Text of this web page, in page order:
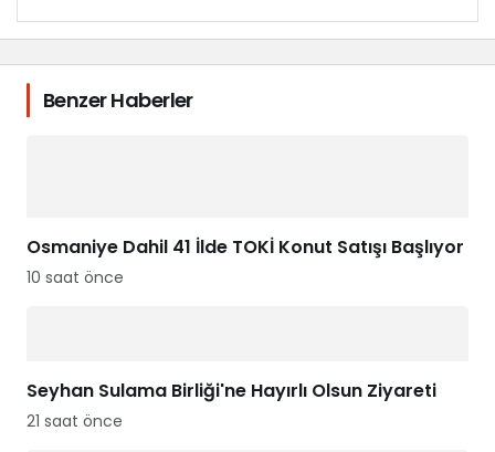
Benzer Haberler
Osmaniye Dahil 41 İlde TOKİ Konut Satışı Başlıyor
10 saat önce
Seyhan Sulama Birliği'ne Hayırlı Olsun Ziyareti
21 saat önce